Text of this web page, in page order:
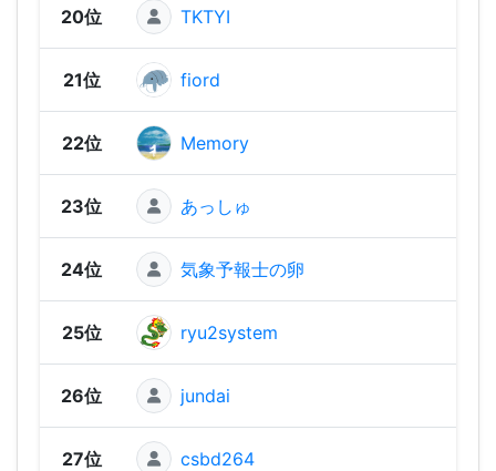
20位 TKTYI
21位 fiord
22位 Memory
23位 あっしゅ
24位 気象予報士の卵
25位 ryu2system
26位 jundai
27位 csbd264